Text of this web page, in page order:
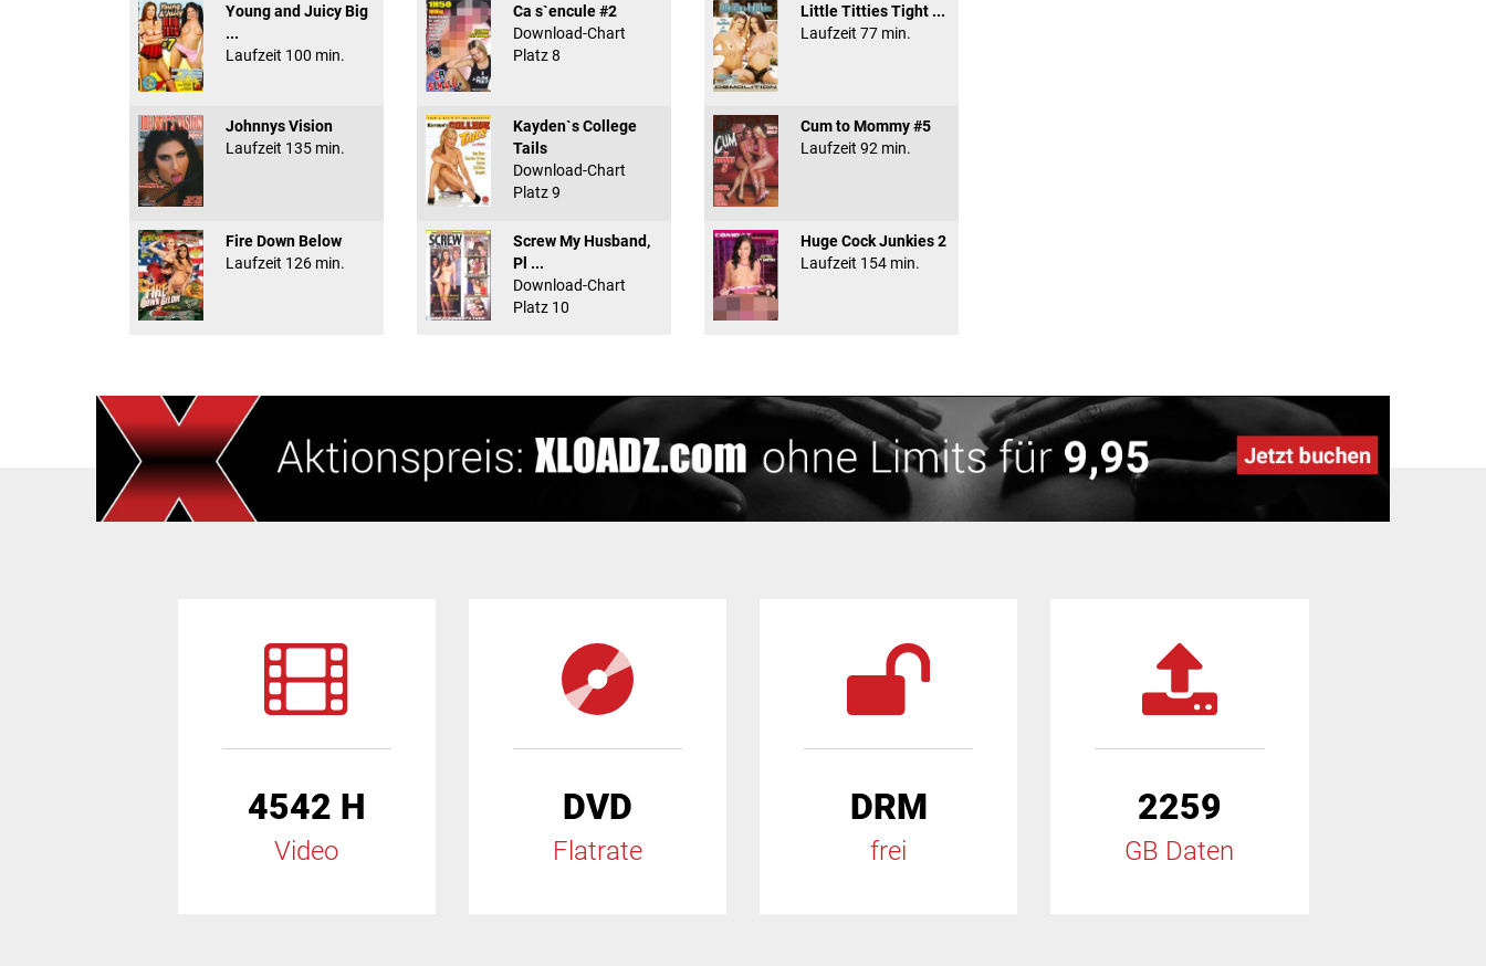
Young and Juicy Big
...
Laufzeit 100 min.
Johnnys Vision
Laufzeit 135 min.
Fire Down Below
Laufzeit 126 min.
Ca s`encule #2
Download-Chart
Platz 8
Kayden`s College
Tails
Download-Chart
Platz 9
Screw My Husband,
Pl ...
Download-Chart
Platz 10
Little Titties Tight ...
Laufzeit 77 min.
Cum to Mommy #5
Laufzeit 92 min.
Huge Cock Junkies 2
Laufzeit 154 min.
4542 H
Video
DVD
Flatrate
DRM
frei
2259
GB Daten